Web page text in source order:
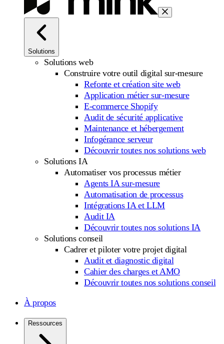
Solutions
Solutions web
Construire votre outil digital sur-mesure
Refonte et création site web
Application métier sur-mesure
E-commerce Shopify
Audit de sécurité applicative
Maintenance et hébergement
Infogérance serveur
Découvrir toutes nos solutions web
Solutions IA
Automatiser vos processus métier
Agents IA sur-mesure
Automatisation de processus
Intégrations IA et LLM
Audit IA
Découvrir toutes nos solutions IA
Solutions conseil
Cadrer et piloter votre projet digital
Audit et diagnostic digital
Cahier des charges et AMO
Découvrir toutes nos solutions conseil
À propos
Ressources